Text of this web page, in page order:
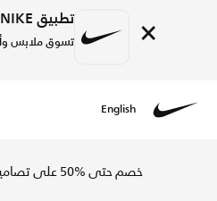
× تطبيق NIKE هنا!
تسوق ملابس
English
خصم حتى %50 على تصاميم مختارة.